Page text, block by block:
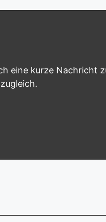
eine kurze Nachricht